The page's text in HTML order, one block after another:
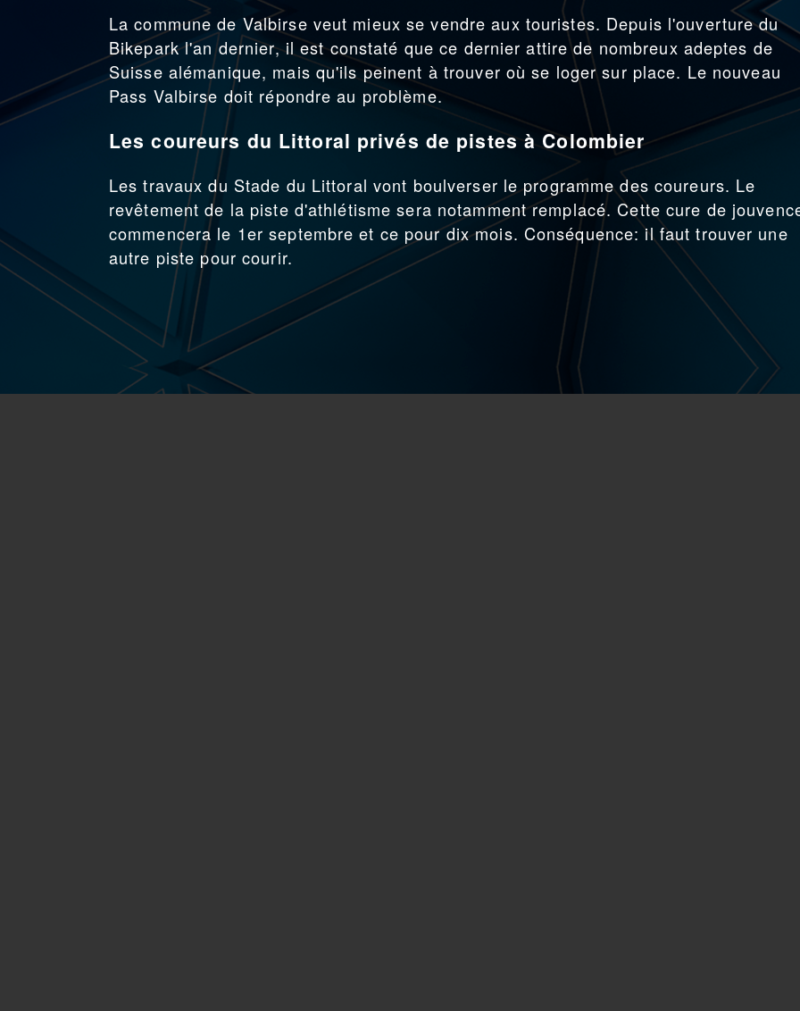
La commune de Valbirse veut mieux se vendre aux touristes. Depuis l'ouverture du
Bikepark l'an dernier, il est constaté que ce dernier attire de nombreux adeptes de
Suisse alémanique, mais qu'ils peinent à trouver où se loger sur place. Le nouveau
Pass Valbirse doit répondre au problème.
Les coureurs du Littoral privés de pistes à Colombier
Les travaux du Stade du Littoral vont boulverser le programme des coureurs. Le
revêtement de la piste d'athlétisme sera notamment remplacé. Cette cure de
commencera le 1er septembre et ce pour dix mois. Conséquence: il faut trouver une
autre piste pour courir.